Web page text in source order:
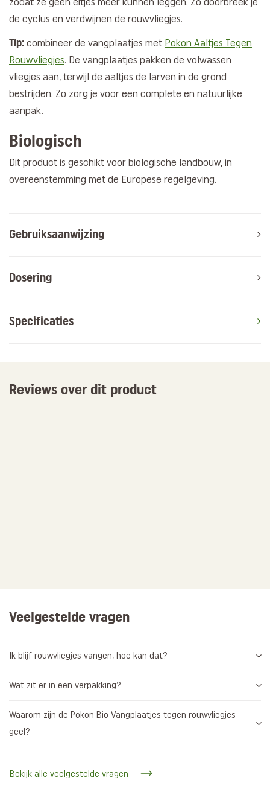
zodat ze geen eitjes meer kunnen leggen. Zo doorbreek je
de cyclus en verdwijnen de rouwvliegjes.
Tip: combineer de vangplaatjes met Pokon Aaltjes Tegen
Rouwvliegjes. De vangplaatjes pakken de volwassen
vliegjes aan, terwijl de aaltjes de larven in de grond
bestrijden. Zo zorg je voor een complete en natuurlijke
aanpak.
Biologisch
Dit product is geschikt voor biologische landbouw, in
overeenstemming met de Europese regelgeving.
Gebruiksaanwijzing
Dosering
Specificaties
Reviews over dit product
Veelgestelde vragen
Ik blijf rouwvliegjes vangen, hoe kan dat?
Wat zit er in een verpakking?
Waarom zijn de Pokon Bio Vangplaatjes tegen rouwvliegjes
geel?
Bekijk alle veelgestelde vragen